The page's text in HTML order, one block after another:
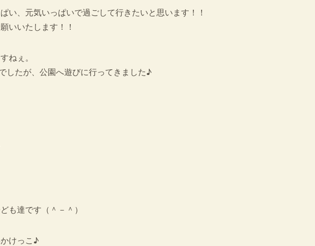
い、元気いっぱいで過ごして行きたいと思います！！
いいたします！！
ねぇ。
たが、公園へ遊びに行ってきました♪
も達です（＾－＾）
けっこ♪